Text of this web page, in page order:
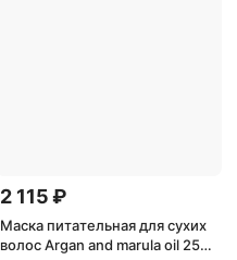
2 115 ₽
Маска питательная для сухих
волос Argan and marula oil 250